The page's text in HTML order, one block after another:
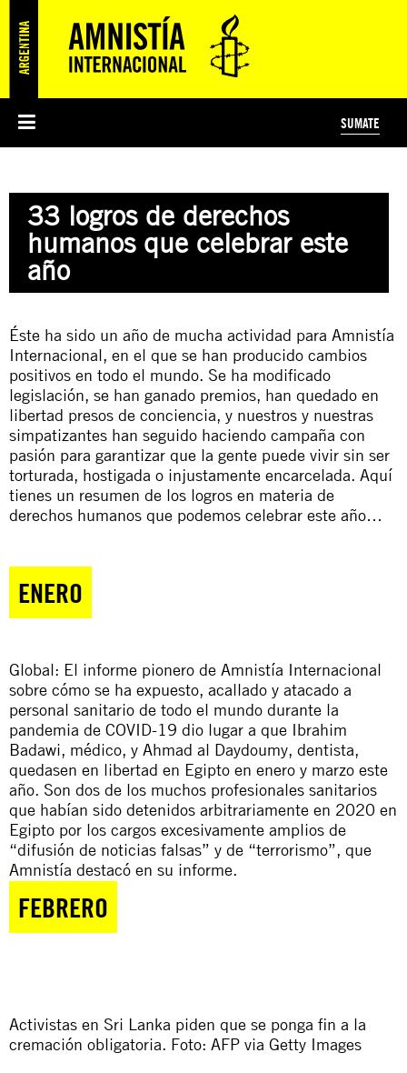
PREGUNTAS FRECUENTES
ÁREAS TEMÁTICAS
JUSTICIA INTERNACIONAL
EDUCACIÓN EN DERECHOS HUMANOS Y JÓVENES
PRENSA
SUSCRIBITE
SUMATE
PREGUNTAS FRECUENTES
33 logros de derechos
humanos que celebrar este
año
Éste ha sido un año de mucha actividad para Amnistía
Internacional, en el que se han producido cambios
positivos en todo el mundo. Se ha modificado
legislación, se han ganado premios, han quedado en
libertad presos de conciencia, y nuestros y nuestras
simpatizantes han seguido haciendo campaña con
pasión para garantizar que la gente puede vivir sin ser
torturada, hostigada o injustamente encarcelada. Aquí
tienes un resumen de los logros en materia de
derechos humanos que podemos celebrar este año…
ENERO
Global: El informe pionero de Amnistía Internacional
sobre cómo se ha expuesto, acallado y atacado a
personal sanitario de todo el mundo durante la
pandemia de COVID-19 dio lugar a que Ibrahim
Badawi, médico, y Ahmad al Daydoumy, dentista,
quedasen en libertad en Egipto en enero y marzo este
año. Son dos de los muchos profesionales sanitarios
que habían sido detenidos arbitrariamente en 2020 en
Egipto por los cargos excesivamente amplios de
“difusión de noticias falsas” y de “terrorismo”, que
Amnistía destacó en su informe.
FEBRERO
Activistas en Sri Lanka piden que se ponga fin a la
cremación obligatoria. Foto: AFP via Getty Images